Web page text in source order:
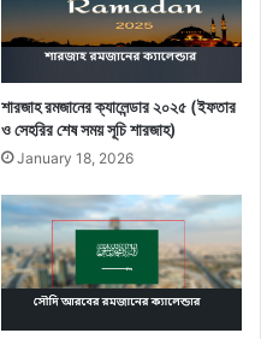
শারজাহ রমজানের ক্যালেন্ডার ২০২৫ (ইফতার
ও সেহরির শেষ সময় সূচি শারজাহ)
January 18, 2026